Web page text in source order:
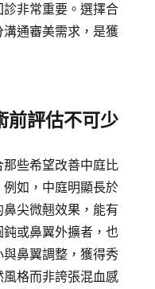
非常重要。選擇合
通審美需求，是獲
前評估不可少
些希望改善中庭比
如，中庭明顯長於
尖微翹效果，能有
或鼻翼外擴者，也
鼻翼調整，獲得秀
格而非誇張混血感